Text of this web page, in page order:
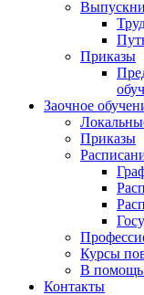
Приказы
Заочное
Приказы
Курсы
В помощь
Контакты